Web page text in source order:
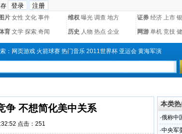
图片 女性 文化 事件 维权 曝光 调查 地方 证券 经济 上市
育 文学 探索 奇闻 历史 人物 热点 企业 网游 单机 竞技
： 网页游戏 火箭球赛 热门音乐 2011世界杯 亚运会 黄海军演
争 不想简化美中关系
点击： 251
本类
·俄称中
·中央军